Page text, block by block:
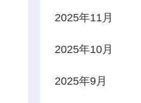
2025年11月
2025年10月
2025年9月